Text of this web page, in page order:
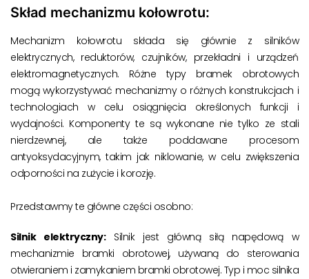
Skład mechanizmu kołowrotu:
Mechanizm kołowrotu składa się głównie z silników
elektrycznych, reduktorów, czujników, przekładni i urządzeń
elektromagnetycznych. Różne typy bramek obrotowych
mogą wykorzystywać mechanizmy o różnych konstrukcjach i
technologiach w celu osiągnięcia określonych funkcji i
wydajności. Komponenty te są wykonane nie tylko ze stali
nierdzewnej, ale także poddawane procesom
antyoksydacyjnym, takim jak niklowanie, w celu zwiększenia
odporności na zużycie i korozję.
Przedstawmy te główne części osobno:
Silnik elektryczny:Silnik jest główną siłą napędową w
mechanizmie bramki obrotowej, używaną do sterowania
otwieraniem i zamykaniem bramki obrotowej. Typ i moc silnika